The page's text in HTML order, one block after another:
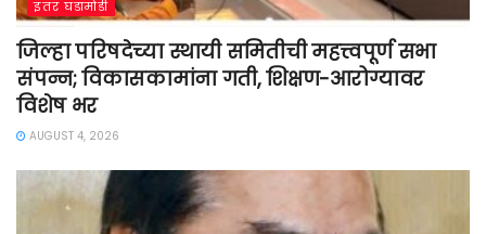
इतर घडामोडी
जिल्हा परिषदेच्या स्थायी समितीची महत्त्वपूर्ण सभा
संपन्न; विकासकामांना गती, शिक्षण-आरोग्यावर
विशेष भर
AUGUST 4, 2026